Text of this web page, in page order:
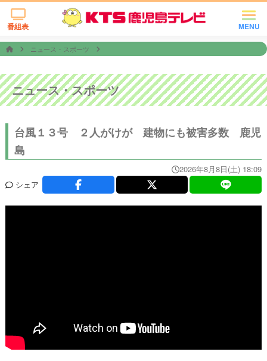
MENU
番組表
ニュース・スポーツ
ニュース・スポーツ
台風１３号 ２人がけが 建物にも被害多数 鹿児
島
2026年8月8日(土) 18:09
シェア